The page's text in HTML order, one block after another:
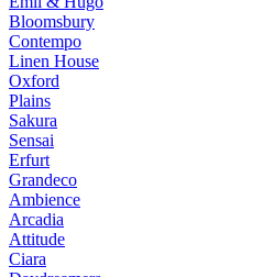
Bloomsbury
Contempo
Linen House
Oxford
Plains
Sakura
Sensai
Erfurt
Grandeco
Ambience
Arcadia
Attitude
Ciara